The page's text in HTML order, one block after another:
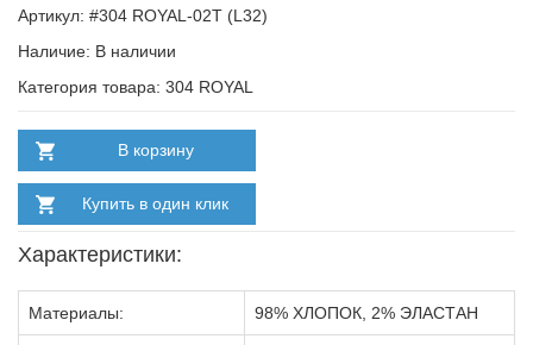
Артикул: #304 ROYAL-02T (L32)
Наличие: В наличии
Категория товара: 304 ROYAL
В корзину
Купить в один клик
Характеристики:
Материалы: 98% ХЛОПОК, 2% ЭЛАСТАН